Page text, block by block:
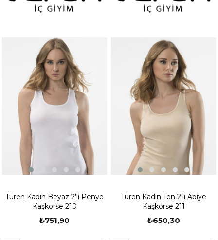
zamanda kadın iç giyim tarzları da kişiye göre değişmektedir. Her
bayanın kendi özellikleri çerçevesinde belirlenen bu stil, kişinin
Mesela; günlük yaşamında koyu renkler giymeyi seven bir kadın yine
iç giyim seçiminde koyu renklerden seçimini yapabilir. Kadın iç giyim
markaları ve fiyatlarında artık ister süslü, taşlı, dantelli ister de düz
modeller yer almaktadır. Bir bayanın dolabındaki en önemli
parçalardan biri olan iç giyim parçaları, şıklığı ve rahatlığı bir arada
bulundurmalı ve kadına gün içerisinde serbest hareket imkanı
sunmalıdır.
Burdagel.com online alışveriş sitesinde yer alan sektörün en önemli
markalarından
Türen İç Giyim
‘in en seçkin tasarımları
bulunmaktadır.
Yeni sezon moda tarzında sütyen, atlet, büstiyer, jartiyer gibi
modeller yer almaktadır. Konforlu edilebilecek ve ten rengi ile
uyumlu yapılar kadına güven verecektir. Kadın iç giyim
tasarımlarındaki diğer özelliklerden biri de dekolteli ürünlerdir.
bayan iç giyim markalar ve fiyatlarıile kendi
seçimlerine göre istediği tasarımlara sahip ürünleri bulabilecekler.
Burdagel.com online alışveriş sitesinde aradığınız bayan iç giyim
Türen Kadın Beyaz 2'li Penye
Kaşkorse 210
₺751,90
Türen Kadın Ten 2'li Abiye
Kaşkorse 211
₺650,30